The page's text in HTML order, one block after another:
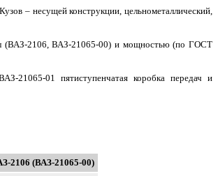
– несущей конструкции, цельнометаллический,
л (ВАЗ-2106, ВАЗ-21065-00) и мощностью (по ГОСТ
21065-01 пятиступенчатая коробка передач и
2106 (ВАЗ-21065-00)